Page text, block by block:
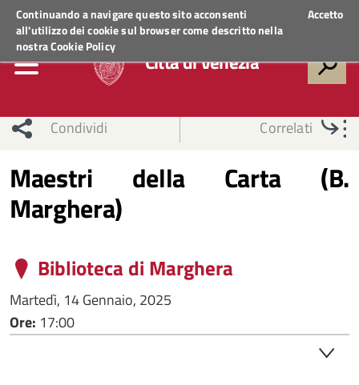
Continuando a navigare questo sito acconsenti
all'utilizzo dei cookie sul browser come descritto nella
nostraCookie Policy
Accetto
Regione VenetoACCEDI AI SERVIZI
Città di Venezia
Condividi Correlati
Maestri della Carta (B.
Marghera)
Biblioteca di Marghera
Martedì, 14 Gennaio, 2025
Ore: 17:00